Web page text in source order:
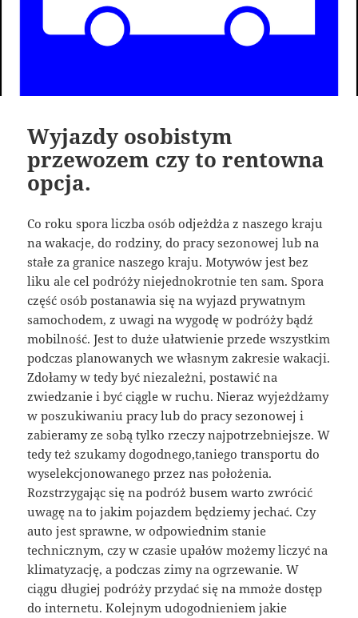
Wyjazdy osobistym
przewozem czy to rentowna
opcja.
Co roku spora liczba osób odjeżdża z naszego kraju
na wakacje, do rodziny, do pracy sezonowej lub na
stałe za granice naszego kraju. Motywów jest bez
liku ale cel podróży niejednokrotnie ten sam. Spora
część osób postanawia się na wyjazd prywatnym
samochodem, z uwagi na wygodę w podróży bądź
mobilność. Jest to duże ułatwienie przede wszystkim
podczas planowanych we własnym zakresie wakacji.
Zdołamy w tedy być niezależni, postawić na
zwiedzanie i być ciągle w ruchu. Nieraz wyjeżdżamy
w poszukiwaniu pracy lub do pracy sezonowej i
zabieramy ze sobą tylko rzeczy najpotrzebniejsze. W
tedy też szukamy dogodnego,taniego transportu do
wyselekcjonowanego przez nas położenia.
Rozstrzygając się na podróż busem warto zwrócić
uwagę na to jakim pojazdem będziemy jechać. Czy
auto jest sprawne, w odpowiednim stanie
technicznym, czy w czasie upałów możemy liczyć na
klimatyzację, a podczas zimy na ogrzewanie. W
ciągu długiej podróży przydać się na mmoże dostęp
do internetu. Kolejnym udogodnieniem jakie